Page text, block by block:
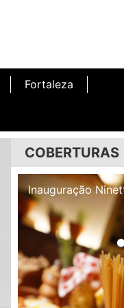
Fortaleza
COBERTURAS
Inauguração Illa